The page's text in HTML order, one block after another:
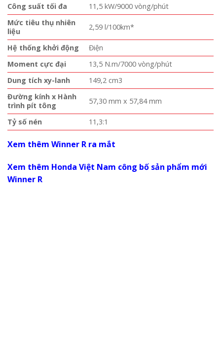
Công suất tối đa
11,5 kW/9000 vòng/phút
Mức tiêu thụ nhiên
liệu
2,59 l/100km*
Hệ thống khởi động
Điện
Moment cực đại
13,5 N.m/7000 vòng/phút
Dung tích xy-lanh
149,2 cm3
Đường kính x Hành
trình pít tông
57,30 mm x 57,84 mm
Tỷ số nén 11,3:1
Xem thêm Winner R ra mắt
Xem thêm Honda Việt Nam công bố sản phẩm mới
Winner R